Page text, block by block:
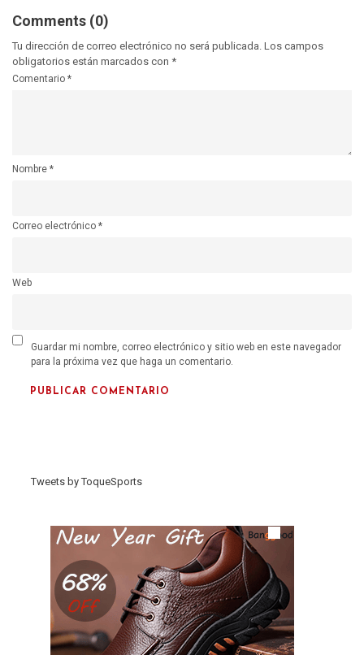
Comments (0)
Tu dirección de correo electrónico no será publicada. Los campos
obligatorios están marcados con *
Comentario *
Nombre *
Correo electrónico *
Web
Guardar mi nombre, correo electrónico y sitio web en este navegador
para la próxima vez que haga un comentario.
Tweets by ToqueSports